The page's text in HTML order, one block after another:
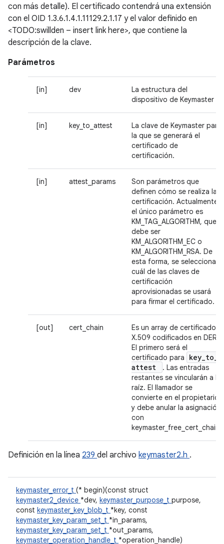
con más detalle). El certificado contendrá una extensión
con el OID 1.3.6.1.4.1.11129.2.1.17 y el valor definido en
<TODO:swillden – insert link here>, que contiene la
descripción de la clave.
Parámetros
[in] dev
La estructura del
dispositivo de Keymaster
[in] key_to_attest
La clave de Keymaster para
la que se generará el
certificado de
certificación.
[in] attest_params
Son parámetros que
definen cómo se realiza la
certificación. Actualmente,
el único parámetro es
KM_TAG_ALGORITHM, que
debe ser
KM_ALGORITHM_EC o
KM_ALGORITHM_RSA. De
esta forma, se selecciona
cuál de las claves de
certificación
aprovisionadas se usará
para firmar el certificado.
[out] cert_chain
Es un array de certificados
X.509 codificados en DER.
El primero será el
certificado para
key_to_
attest
. Las entradas
restantes se vincularán a la
raíz. El llamador se
convierte en el propietario
y debe anular la asignación
con
keymaster_free_cert_chain.
Definición en la línea 239 del archivo keymaster2.h .
keymaster_error_t (* begin)(const struct
keymaster2_device *dev, keymaster_purpose_t purpose,
const keymaster_key_blob_t *key, const
keymaster_key_param_set_t *in_params,
keymaster_key_param_set_t *out_params,
keymaster_operation_handle_t *operation_handle)